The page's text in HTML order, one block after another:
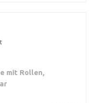
mit Rollen,